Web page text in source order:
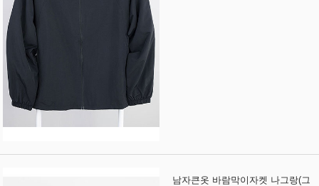
남자큰옷 바람막이자켓 나그랑(그